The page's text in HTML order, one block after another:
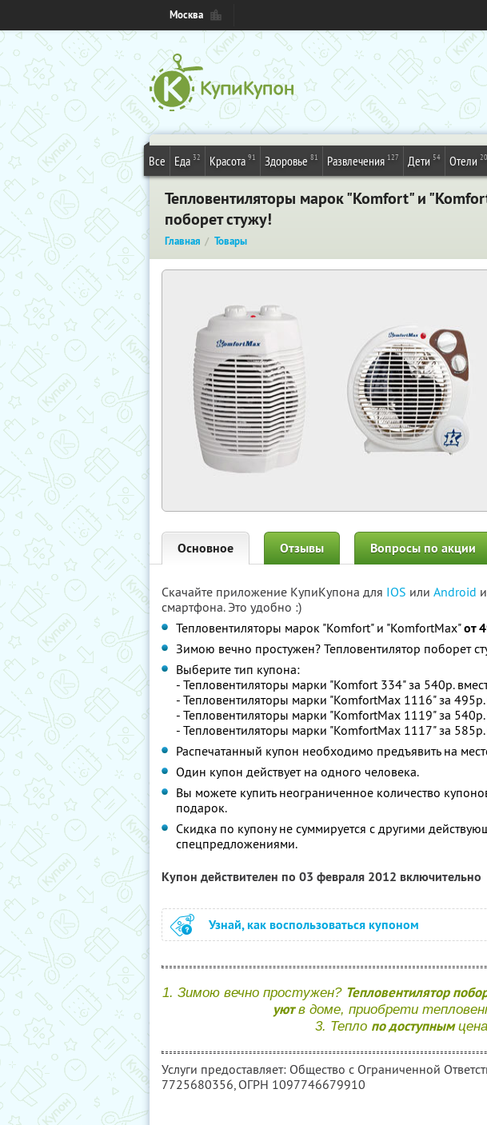
Москва
Все Еда 32 Красота 91 Здоровье 81 Развлечения 127 Дети 54 Отели 20
Тепловентиляторы марок "Komfort" и
поборет стужу!
Главная Товары
Основное Отзывы Вопросы по акции
Скачайте приложение КупиКупона для IOS или Android
смартфона. Это удобно :)
Тепловентиляторы марок "Komfort" и "KomfortMax"от
Зимою вечно простужен? Тепловентилятор поборет
Выберите тип купона:
- Тепловентиляторы марки "Komfort 334" за 540р.
- Тепловентиляторы марки "KomfortMax 1116" за
- Тепловентиляторы марки "KomfortMax 1119" за
- Тепловентиляторы марки "KomfortMax 1117" за
Распечатанный купон необходимо предъявить на
Один купон действует на одного человека.
Вы можете купить неограниченное количество
подарок.
Скидка по купону не суммируется с другими
спецпредложениями.
Купон действителен по 03 февраля 2012 включительно
Узнай, как воспользоваться купоном
1. Зимою вечно простужен? Тепловентилятор
уютв доме, приобрети
3. Тепло по доступным
Услуги предоставляет: Общество с Ограниченной
7725680356, ОГРН 1097746679910